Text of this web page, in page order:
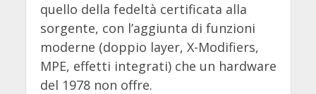
quello della fedeltà certificata alla
sorgente, con l’aggiunta di funzioni
moderne (doppio layer, X-Modifiers,
MPE, effetti integrati) che un hardware
del 1978 non offre.